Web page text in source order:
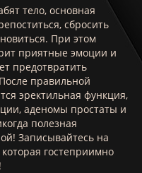
тело, основная
сбросить
При этом
приятные эмоции и
предотвратить
правильной
эректильная функция,
аденомы простаты и
полезная
Записывайтесь на
гостеприимно